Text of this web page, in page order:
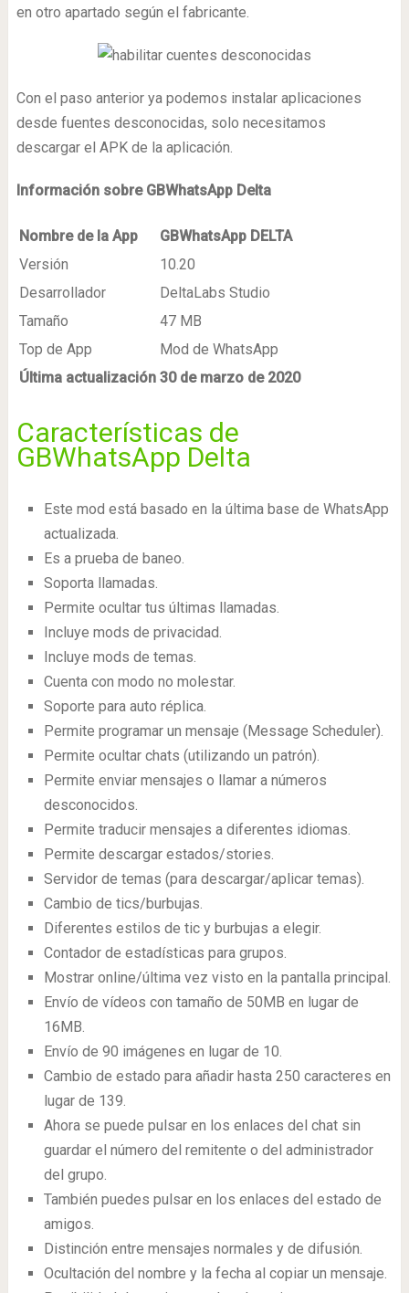
en otro apartado según el fabricante.
Con el paso anterior ya podemos instalar aplicaciones
desde fuentes desconocidas, solo necesitamos
descargar el APK de la aplicación.
Información sobre GBWhatsApp Delta
Nombre de la App
GBWhatsApp DELTA
Versión
10.20
Desarrollador
DeltaLabs Studio
Tamaño
47 MB
Top de App
Mod de WhatsApp
Última actualización 30 de marzo de 2020
Características de
GBWhatsApp Delta
Este mod está basado en la última base de WhatsApp
actualizada.
Es a prueba de baneo.
Soporta llamadas.
Permite ocultar tus últimas llamadas.
Incluye mods de privacidad.
Incluye mods de temas.
Cuenta con modo no molestar.
Soporte para auto réplica.
Permite programar un mensaje (Message Scheduler).
Permite ocultar chats (utilizando un patrón).
Permite enviar mensajes o llamar a números
desconocidos.
Permite traducir mensajes a diferentes idiomas.
Permite descargar estados/stories.
Servidor de temas (para descargar/aplicar temas).
Cambio de tics/burbujas.
Diferentes estilos de tic y burbujas a elegir.
Contador de estadísticas para grupos.
Mostrar online/última vez visto en la pantalla principal.
Envío de vídeos con tamaño de 50MB en lugar de
16MB.
Envío de 90 imágenes en lugar de 10.
Cambio de estado para añadir hasta 250 caracteres en
lugar de 139.
Ahora se puede pulsar en los enlaces del chat sin
guardar el número del remitente o del administrador
del grupo.
También puedes pulsar en los enlaces del estado de
amigos.
Distinción entre mensajes normales y de difusión.
Ocultación del nombre y la fecha al copiar un mensaje.